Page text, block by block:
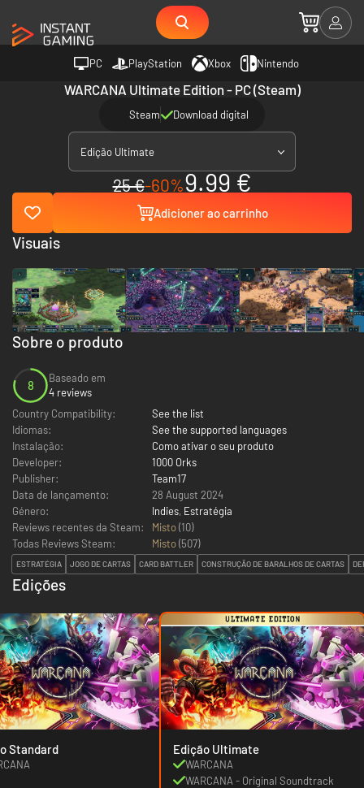
PC PlayStation Xbox Nintendo
WARCANA Ultimate Edition - PC (Steam)
Steam Download digital
Edição Ultimate
25 €-60%9.99 €
Adicioner ao carrinho
Sobre o produto
8
Baseado em
4 reviews
Country Compatibility:
See the list
Idiomas:
See the supported languages
Instalação:
Como ativar o seu produto
Developer:
1000 Orks
Publisher:
Team17
Data de lançamento:
28 August 2024
Género:
Indies, Estratégia
Reviews recentes da Steam:
Misto(10)
Todas Reviews Steam:
Misto(507)
ESTRATÉGIA JOGO DE CARTAS CARD BATTLER CONSTRUÇÃO DE BARALHOS DE CARTAS
Edições
Standard Edição Ultimate
WARCANA
WARCANA - Original Soundtrack
Visuais